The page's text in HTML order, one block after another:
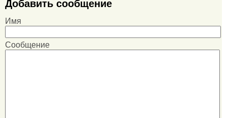
Добавить сообщение
Имя
Сообщение